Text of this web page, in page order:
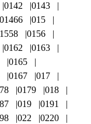
0142
0143
01466
015
0156
0162
0163
0165
0167
017
0179
018
019
0191
022
0220